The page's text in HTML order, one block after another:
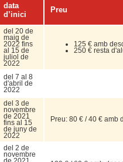
data
d’inici
Preu
del 20 de
maig de
2022 fins
al 15 de
juliol de
2022
125 € amb
250 € resta
del 7 al 8
d'abril de
2022
del 3 de
novembre
de 2021
fins al 15
de juny de
2022
Preu: 80 € / 40 € amb
del 2 de
novembre